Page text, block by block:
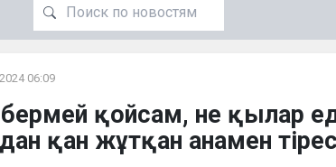
06:09
бермей қойсам, не қылар
қан жұтқан анамен